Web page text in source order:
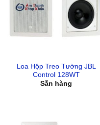
Loa Hộp Treo Tường JBL
Control 128WT
Sẵn hàng